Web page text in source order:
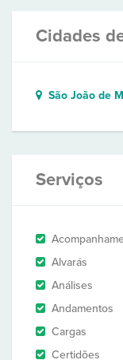
Cidades
São João de
Serviços
Alvarás
Análises
Andamentos
Cargas
Certidões